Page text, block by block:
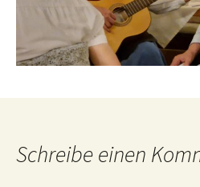
Schreibe einen